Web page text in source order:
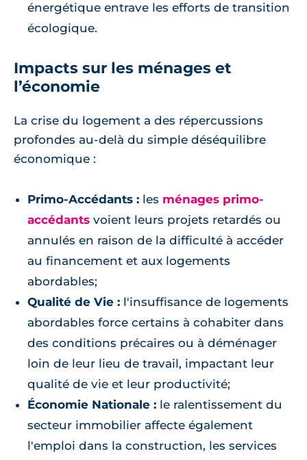
énergétique entrave les efforts de transition
écologique.
Impacts sur les ménages et
l’économie
La crise du logement a des répercussions
profondes au-delà du simple déséquilibre
économique :
Primo-Accédants : les ménages primo-
accédants voient leurs projets retardés ou
annulés en raison de la difficulté à accéder
au financement et aux logements
abordables;
Qualité de Vie : l'insuffisance de logements
abordables force certains à cohabiter dans
des conditions précaires ou à déménager
loin de leur lieu de travail, impactant leur
qualité de vie et leur productivité;
Économie Nationale : le ralentissement du
secteur immobilier affecte également
l'emploi dans la construction, les services